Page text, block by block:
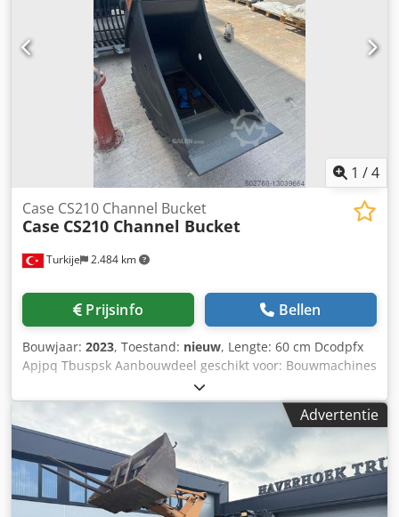
1 /4
Turkije 2.484 km
Case CS210 Channel Bucket
Case CS210 Channel Bucket
Prijsinfo Bellen
Bouwjaar: 2023, Toestand: nieuw, Lengte: 60 cm Dcodpfx
Apjpq Tbuspsk Aanbouwdeel geschikt voor: Bouwmachines
Inhoud laadruimte: 500 l Garantie: 6 maanden
Verkoopprijs: € 2.500, US$ 2.641
Advertentie